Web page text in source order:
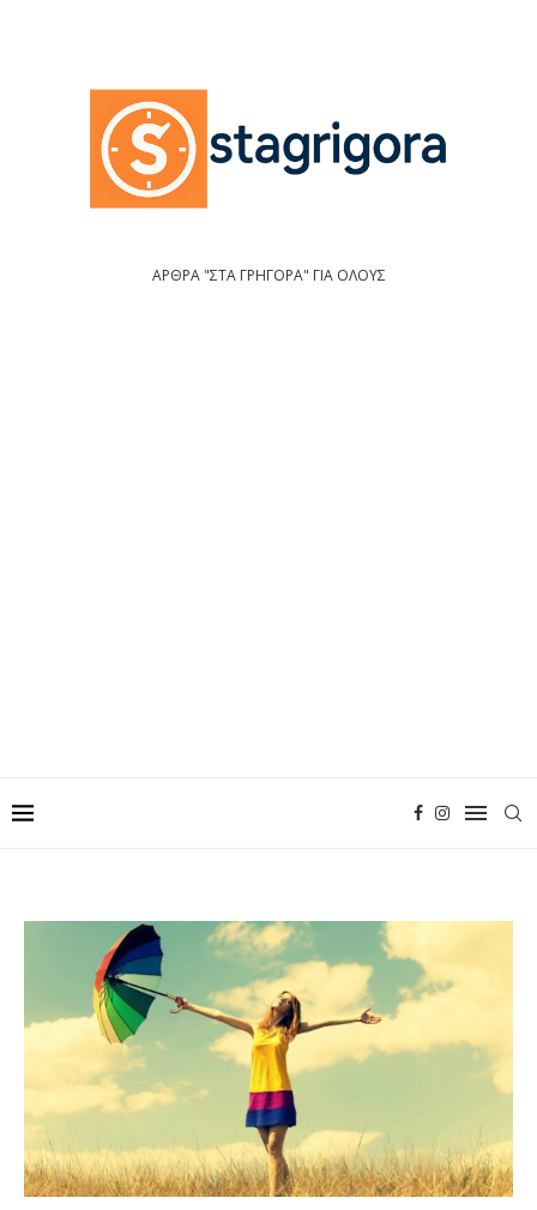
ΑΡΘΡΑ "ΣΤΑ ΓΡΗΓΟΡΑ" ΓΙΑ ΟΛΟΥΣ